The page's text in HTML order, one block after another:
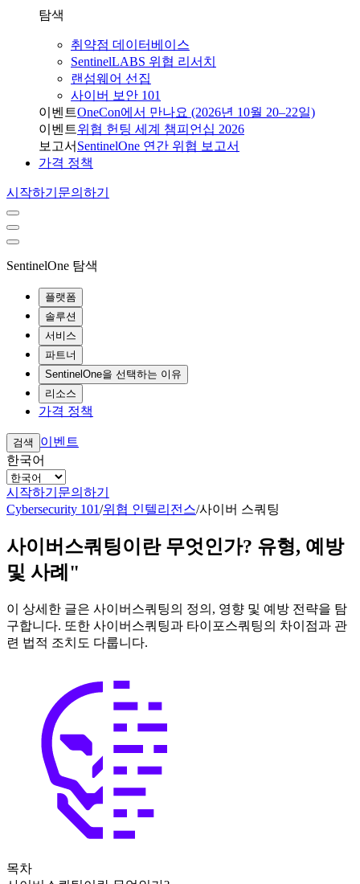
탐색
취약점 데이터베이스
SentinelLABS 위협 리서치
랜섬웨어 선집
사이버 보안 101
이벤트OneCon에서 만나요 (2026년 10월 20–22일)
이벤트위협 헌팅 세계 챔피언십 2026
보고서 SentinelOne 연간 위협 보고서
가격 정책
시작하기 문의하기
SentinelOne 탐색
플랫폼
솔루션
서비스
파트너
SentinelOne을 선택하는 이유
리소스
가격 정책
검색
이벤트
한국어
시작하기 문의하기
Cybersecurity 101/위협 인텔리전스/사이버 스쿼팅
사이버스쿼팅이란 무엇인가? 유형, 예방
및 사례"
이 상세한 글은 사이버스쿼팅의 정의, 영향 및 예방 전략을 탐
구합니다. 또한 사이버스쿼팅과 타이포스쿼팅의 차이점과 관
련 법적 조치도 다룹니다.
목차